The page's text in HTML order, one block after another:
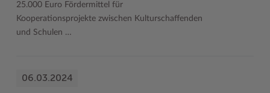
25.000 Euro Fördermittel für
Kooperationsprojekte zwischen Kulturschaffenden
und Schulen …
06.03.2024